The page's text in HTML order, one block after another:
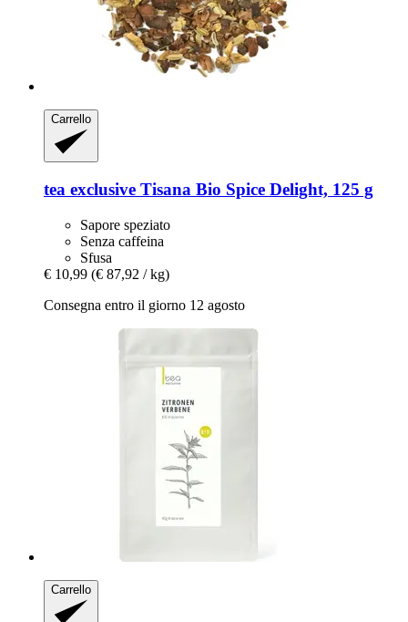
Carrello
tea exclusive Tisana Bio Spice Delight, 125 g
Sapore speziato
Senza caffeina
Sfusa
€ 10,99 (€ 87,92 / kg)
Consegna entro il giorno 12 agosto
Carrello